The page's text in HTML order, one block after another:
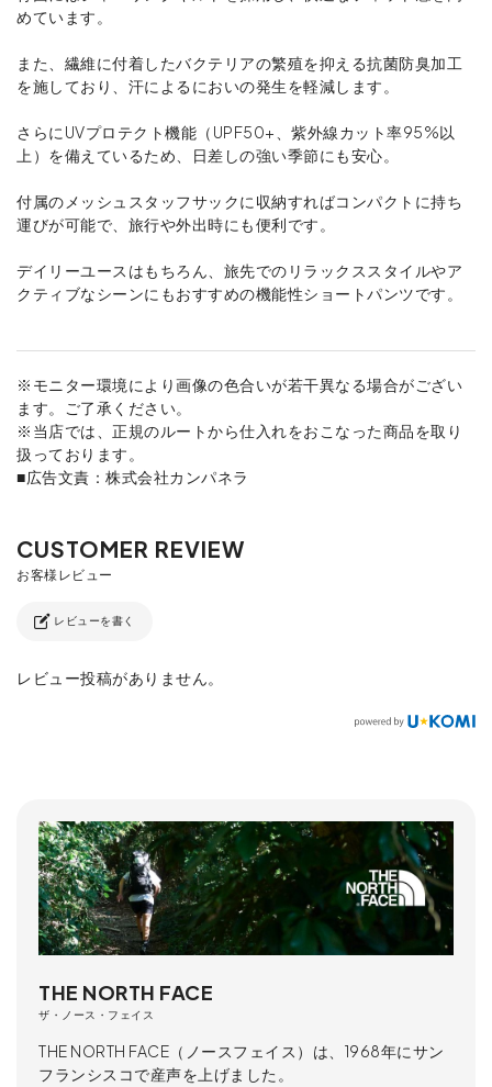
めています。
また、繊維に付着したバクテリアの繁殖を抑える抗菌防臭加工
を施しており、汗によるにおいの発生を軽減します。
さらにUVプロテクト機能（UPF50+、紫外線カット率95%以
上）を備えているため、日差しの強い季節にも安心。
付属のメッシュスタッフサックに収納すればコンパクトに持ち
運びが可能で、旅行や外出時にも便利です。
デイリーユースはもちろん、旅先でのリラックススタイルやア
クティブなシーンにもおすすめの機能性ショートパンツです。
※モニター環境により画像の色合いが若干異なる場合がござい
ます。ご了承ください。
※当店では、正規のルートから仕入れをおこなった商品を取り
扱っております。
■広告文責：株式会社カンパネラ
レビューを書く
レビュー投稿がありません。
THE NORTH FACE
ザ・ノース・フェイス
THE NORTH FACE（ノースフェイス）は、1968年にサン
フランシスコで産声を上げました。